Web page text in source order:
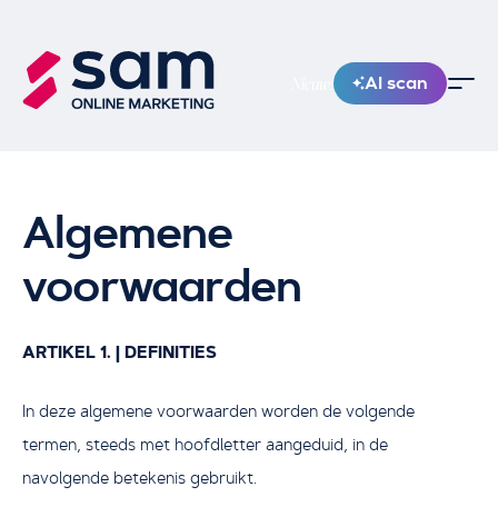
Nieuw! AI scan
Algemene
voorwaarden
ARTIKEL 1. | DEFINITIES
In deze algemene voorwaarden worden de volgende
termen, steeds met hoofdletter aangeduid, in de
navolgende betekenis gebruikt.